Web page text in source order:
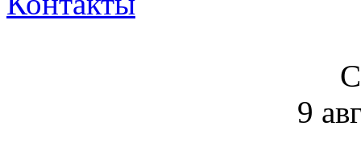
9